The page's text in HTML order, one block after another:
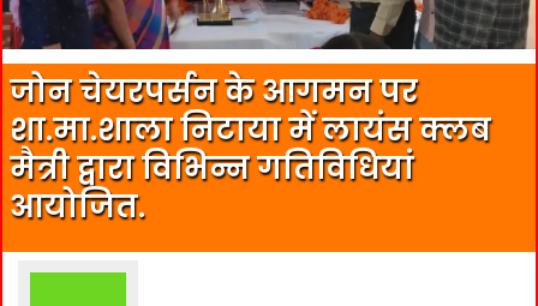
जोन चेयरपर्सन के आगमन पर
शा.मा.शाला निटाया में लायंस क्लब
मैत्री द्वारा विभिन्न गतिविधियां
आयोजित.